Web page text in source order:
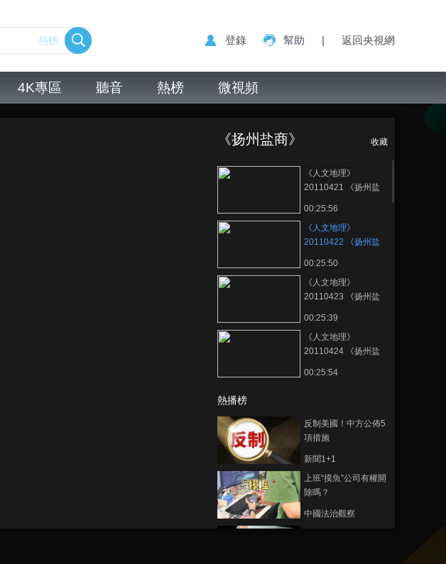
熱榜 登錄 幫助 | 返回央視網
4K專區 聽音 熱榜 微視頻
《扬州盐商》 收藏
集 风流商贾
《人文地理》
20110421 《扬州盐
00:25:56
《人文地理》
20110422 《扬州盐
00:25:50
《人文地理》
20110423 《扬州盐
00:25:39
《人文地理》
20110424 《扬州盐
00:25:54
熱播榜
反制美國！中方公佈5
項措施
新聞1+1
上班“摸魚”公司有權開
除嗎？
中國法治觀察